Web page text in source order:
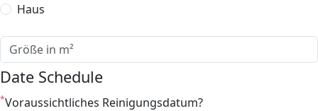
Haus
Date Schedule
*Voraussichtliches Reinigungsdatum?